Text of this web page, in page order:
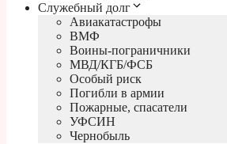
Служебный долг
Авиакатастрофы
ВМФ
Воины-пограничники
МВД/КГБ/ФСБ
Особый риск
Погибли в армии
Пожарные, спасатели
УФСИН
Чернобыль